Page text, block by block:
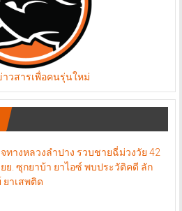
าวสารเพื่อคนรุ่นใหม่
ทางหลวงลำปาง รวบชายฉี่ม่วงวัย 42
ย. ซุกยาบ้า ยาไอซ์ พบประวัติคดี ลัก
ยาเสพติด